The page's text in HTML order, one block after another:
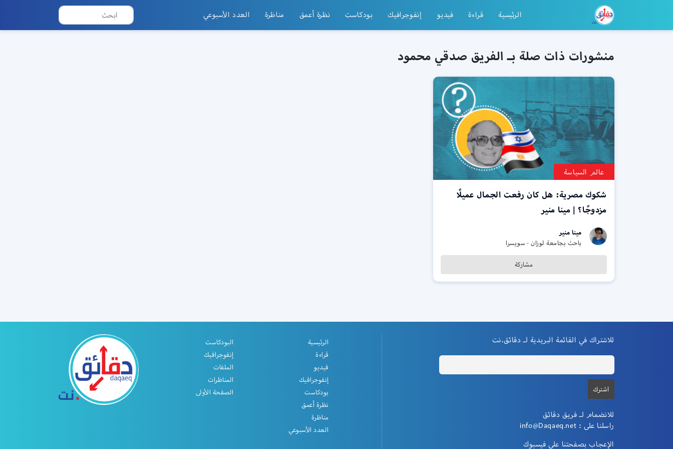
الرئيسية قراءة فيديو إنفوجرافيك بودكاست نظرة أعمق مناظرة العدد الأسبوعي
منشورات ذات صلة بـ الفريق صدقي محمود
عالم السياسة
شكوك مصرية: هل كان رفعت الجمال عميلًا
مزدوجًا؟ | مينا منير
مينا منير
باحث بجامعة لوزان - سويسرا
مشاركة
للاشتراك في القائمة البريدية لـ دقائق.نت
للانضمام لـ فريق دقائق
راسلنا على : info@Daqaeq.net
الإعجاب بصفحتنا علي فيسبوك
الرئيسية
قراءة
فيديو
إنفوجرافيك
بودكاست
نظرة أعمق
مناظرة
العدد الأسبوعي
البودكاست
إنفوجرافيك
الملفات
المناظرات
الصفحة الأولى